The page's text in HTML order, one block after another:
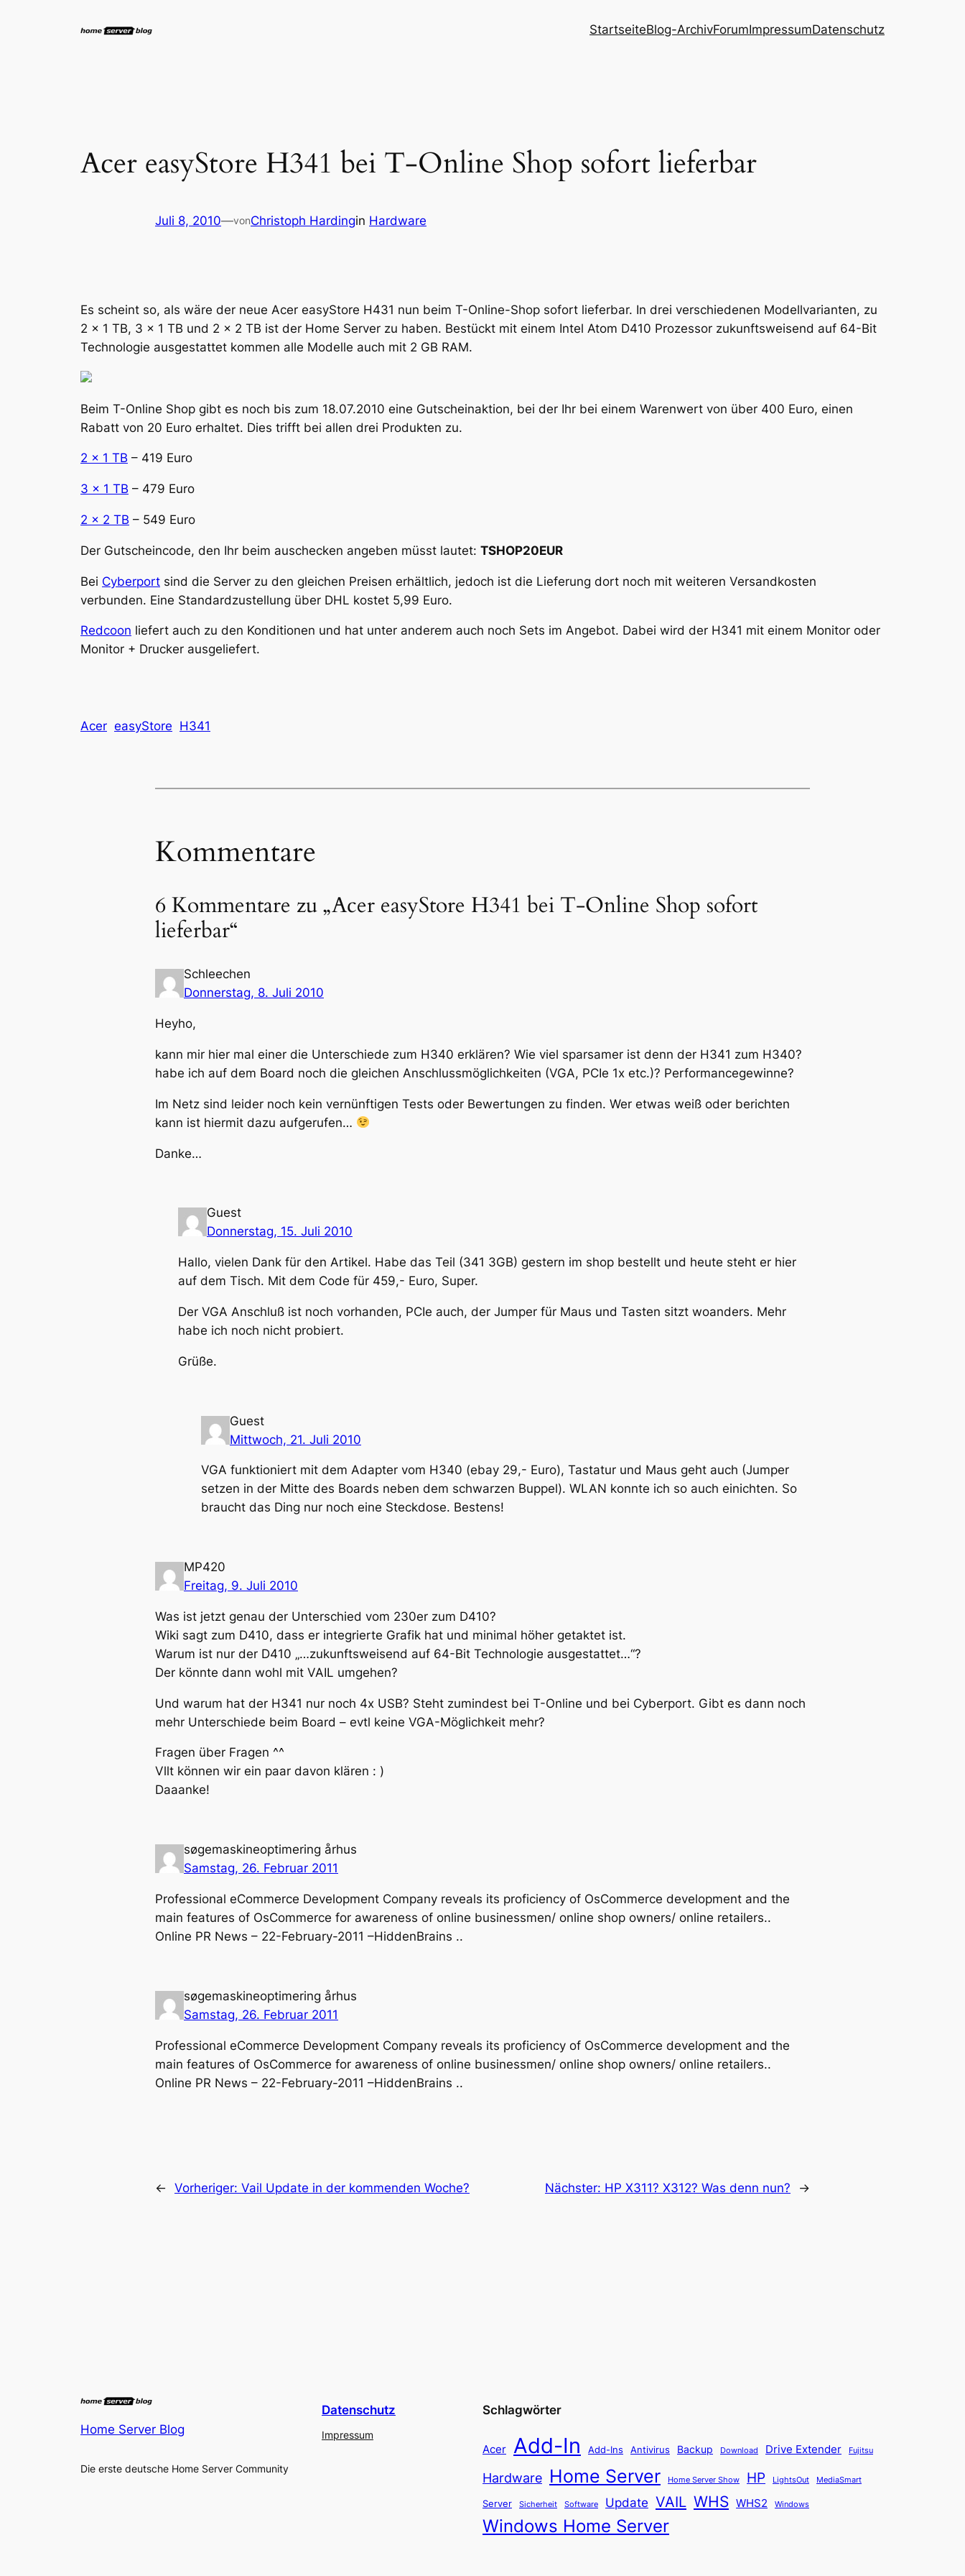
StartseiteBlog-ArchivForumImpressumDatenschutz
Acer easyStore H341 bei T-Online Shop sofort lieferbar
Juli 8, 2010—vonChristoph Hardingin Hardware
Es scheint so, als wäre der neue Acer easyStore H431 nun beim T-Online-Shop sofort lieferbar. In drei verschiedenen Modellvarianten, zu
2 x 1 TB, 3 x 1 TB und 2 x 2 TB ist der Home Server zu haben. Bestückt mit einem Intel Atom D410 Prozessor zukunftsweisend auf 64-Bit
Technologie ausgestattet kommen alle Modelle auch mit 2 GB RAM.
Beim T-Online Shop gibt es noch bis zum 18.07.2010 eine Gutscheinaktion, bei der Ihr bei einem Warenwert von über 400 Euro, einen
Rabatt von 20 Euro erhaltet. Dies trifft bei allen drei Produkten zu.
2 x 1 TB – 419 Euro
3 x 1 TB – 479 Euro
2 x 2 TB – 549 Euro
Der Gutscheincode, den Ihr beim auschecken angeben müsst lautet: TSHOP20EUR
Bei Cyberport sind die Server zu den gleichen Preisen erhältlich, jedoch ist die Lieferung dort noch mit weiteren Versandkosten
verbunden. Eine Standardzustellung über DHL kostet 5,99 Euro.
Redcoon liefert auch zu den Konditionen und hat unter anderem auch noch Sets im Angebot. Dabei wird der H341 mit einem Monitor oder
Monitor + Drucker ausgeliefert.
Acer easyStore H341
Kommentare
6 Kommentare zu „Acer easyStore H341 bei T-Online Shop sofort
lieferbar“
Schleechen
Donnerstag, 8. Juli 2010
Heyho,
kann mir hier mal einer die Unterschiede zum H340 erklären? Wie viel sparsamer ist denn der H341 zum H340?
habe ich auf dem Board noch die gleichen Anschlussmöglichkeiten (VGA, PCIe 1x etc.)? Performancegewinne?
Im Netz sind leider noch kein vernünftigen Tests oder Bewertungen zu finden. Wer etwas weiß oder berichten
kann ist hiermit dazu aufgerufen…
Danke…
Guest
Donnerstag, 15. Juli 2010
Hallo, vielen Dank für den Artikel. Habe das Teil (341 3GB) gestern im shop bestellt und heute steht er hier
auf dem Tisch. Mit dem Code für 459,- Euro, Super.
Der VGA Anschluß ist noch vorhanden, PCIe auch, der Jumper für Maus und Tasten sitzt woanders. Mehr
habe ich noch nicht probiert.
Grüße.
Guest
Mittwoch, 21. Juli 2010
VGA funktioniert mit dem Adapter vom H340 (ebay 29,- Euro), Tastatur und Maus geht auch (Jumper
setzen in der Mitte des Boards neben dem schwarzen Buppel). WLAN konnte ich so auch einichten. So
braucht das Ding nur noch eine Steckdose. Bestens!
MP420
Freitag, 9. Juli 2010
Was ist jetzt genau der Unterschied vom 230er zum D410?
Wiki sagt zum D410, dass er integrierte Grafik hat und minimal höher getaktet ist.
Warum ist nur der D410 „…zukunftsweisend auf 64-Bit Technologie ausgestattet…“?
Der könnte dann wohl mit VAIL umgehen?
Und warum hat der H341 nur noch 4x USB? Steht zumindest bei T-Online und bei Cyberport. Gibt es dann noch
mehr Unterschiede beim Board – evtl keine VGA-Möglichkeit mehr?
Fragen über Fragen ^^
Vllt können wir ein paar davon klären : )
Daaanke!
søgemaskineoptimering århus
Samstag, 26. Februar 2011
Professional eCommerce Development Company reveals its proficiency of OsCommerce development and the
main features of OsCommerce for awareness of online businessmen/ online shop owners/ online retailers..
Online PR News – 22-February-2011 –HiddenBrains ..
søgemaskineoptimering århus
Samstag, 26. Februar 2011
Professional eCommerce Development Company reveals its proficiency of OsCommerce development and the
main features of OsCommerce for awareness of online businessmen/ online shop owners/ online retailers..
Online PR News – 22-February-2011 –HiddenBrains ..
← Vorheriger: Vail Update in der kommenden Woche? Nächster: HP X311? X312? Was denn nun? →
Home Server Blog
Die erste deutsche Home Server Community
Datenschutz
Impressum
Schlagwörter
Acer Add-In Add-Ins Antivirus Backup Download Drive Extender Fujitsu
Hardware Home Server Home Server Show HP LightsOut MediaSmart
Server Sicherheit Software Update VAIL WHS WHS2 Windows
Windows Home Server